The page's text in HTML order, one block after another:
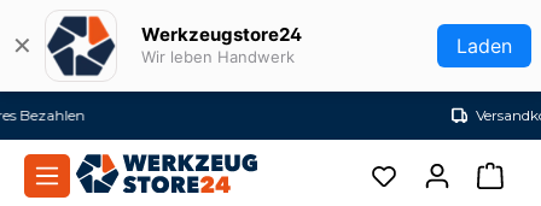
Zum Hauptinhalt springen
✕ Werkzeugstore24
Wir leben Handwerk Laden